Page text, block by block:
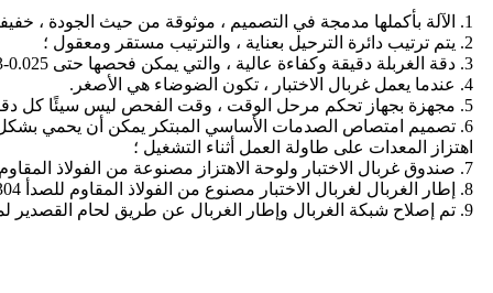
1. الآلة بأكملها مدمجة في التصميم ، موثوقة من حيث الجودة ، خفيفة الوزن ، صغيرة الحجم ، ملائمة للوضع والاستخدام المتنقل ؛
2. يتم ترتيب دائرة الترحيل بعناية ، والترتيب مستقر ومعقول ؛
3. دقة الغربلة دقيقة وكفاءة عالية ، والتي يمكن فحصها حتى 0.025-3 مم.
4. عندما يعمل غربال الاختبار ، تكون الضوضاء هي الأصغر.
5. مجهزة بجهاز تحكم مرحل الوقت ، وقت الفحص ليس سيئًا كل دقيقة ؛
6. تصميم امتصاص الصدمات الأساسي المبتكر يمكن أن يحمي بشكل فعال
اهتزاز المعدات على طاولة العمل أثناء التشغيل ؛
7. صندوق غربال الاختبار ولوحة الاهتزاز مصنوعة من الفولاذ المقاوم للصدأ SUS304.
8. إطار الغربال لغربال الاختبار مصنوع من الفولاذ المقاوم للصدأ SUS304 عن طريق الشد والتلميع ، بسمك جدار 0.5mm ، لمعان موحد ، قوي ومتين ، ولا مغناطيسية.
9. تم إصلاح شبكة الغربال وإطار الغربال عن طريق لحام القصدير لمنع مشكلة الاسترخاء والاهتزاز.